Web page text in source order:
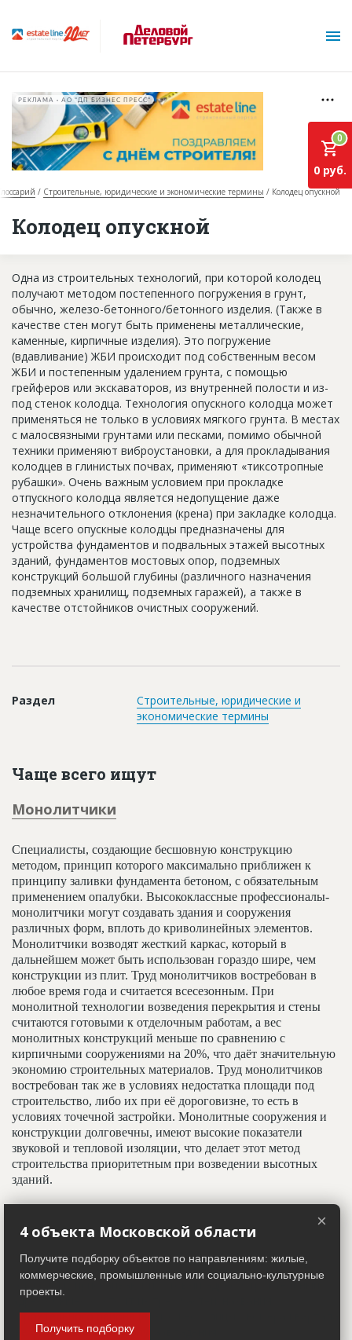
О проекте
База строящихся объектов
Инвестпроекты
Глоссарий
Новости
Платные услуги
Пресс-релизы
Правила работы
Контакты
Личный кабинет
РЕКЛАМА • АО "ДП БИЗНЕС ПРЕСС"
Строительные, юридические и экономические термины Колодец опускной
Колодец опускной
0
0 руб.
Одна из строительных технологий, при которой колодец
получают методом постепенного погружения в грунт,
обычно, железо-бетонного/бетонного изделия. (Также в
качестве стен могут быть применены металлические,
каменные, кирпичные изделия). Это погружение
(вдавливание) ЖБИ происходит под собственным весом
ЖБИ и постепенным удалением грунта, с помощью
грейферов или экскаваторов, из внутренней полости и из-
под стенок колодца. Технология опускного колодца может
применяться не только в условиях мягкого грунта. В местах
с малосвязными грунтами или песками, помимо обычной
техники применяют виброустановки, а для прокладывания
колодцев в глинистых почвах, применяют «тиксотропные
рубашки». Очень важным условием при прокладке
отпускного колодца является недопущение даже
незначительного отклонения (крена) при закладке колодца.
Чаще всего опускные колодцы предназначены для
устройства фундаментов и подвальных этажей высотных
зданий, фундаментов мостовых опор, подземных
конструкций большой глубины (различного назначения
подземных хранилищ, подземных гаражей), а также в
качестве отстойников очистных сооружений.
Раздел
Строительные, юридические и
экономические термины
Чаще всего ищут
Монолитчики
Специалисты, создающие бесшовную конструкцию
методом, принцип которого максимально приближен к
принципу заливки фундамента бетоном, с обязательным
применением опалубки. Высококлассные профессионалы-
монолитчики могут создавать здания и сооружения
различных форм, вплоть до криволинейных элементов.
Монолитчики возводят жесткий каркас, который в
дальнейшем может быть использован гораздо шире, чем
конструкции из плит. Труд монолитчиков востребован в
любое время года и считается всесезонным. При
монолитной технологии возведения перекрытия и стены
считаются готовыми к отделочным работам, а вес
монолитных конструкций меньше по сравнению с
кирпичными сооружениями на 20%, что даёт значительную
экономию строительных материалов. Труд монолитчиков
востребован так же в условиях недостатка площади под
строительство, либо их при её дороговизне, то есть в
условиях точечной застройки. Монолитные сооружения и
конструкции долговечны, имеют высокие показатели
звуковой и тепловой изоляции, что делает этот метод
строительства приоритетным при возведении высотных
зданий.
Адрес строительный
Адрес пятна застройки, употребляется в качестве
официального адреса дома до окончания строительства,
когда дому присваивают почтовый адрес. Строительный
адрес обычно состоит из трех частей: названия
строительного района (возможно, улицы), номера квартала
(не обязательно) и корпуса (владения).
×
4 объекта Московской области
Получите подборку объектов по направлениям: жилые,
коммерческие, промышленные или социально-культурные
проекты.
Получить подборку